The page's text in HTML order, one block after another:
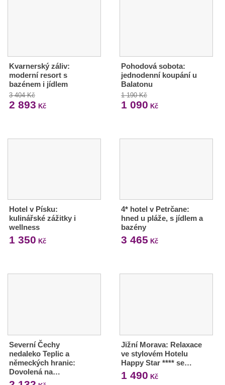
Kvarnerský záliv:
moderní resort s
bazénem i jídlem
3 404 Kč
2 893 Kč
Pohodová sobota:
jednodenní koupání u
Balatonu
1 190 Kč
1 090 Kč
Hotel v Písku:
kulinářské zážitky i
wellness
1 350 Kč
4* hotel v Petrčane:
hned u pláže, s jídlem a
bazény
3 465 Kč
Severní Čechy
nedaleko Teplic a
německých hranic:
Dovolená na…
Jižní Morava: Relaxace
ve stylovém Hotelu
Happy Star **** se…
1 490 Kč